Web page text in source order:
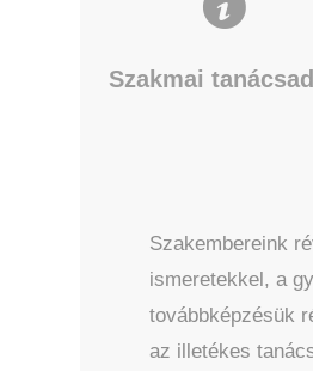
Szakmai
Szakembereink
ismeretekkel, a
továbbképzésük
az illetékes